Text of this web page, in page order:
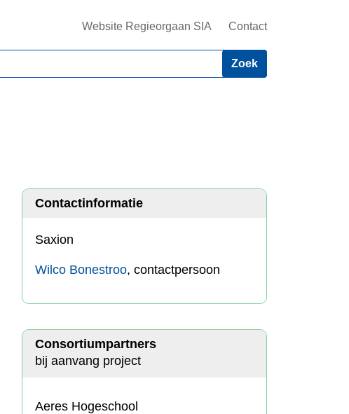
Website Regieorgaan SIA Contact
Contactinformatie
Saxion
Wilco Bonestroo, contactpersoon
Consortiumpartners
bij aanvang project
Aeres Hogeschool